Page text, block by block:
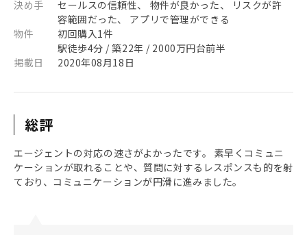
決め手
セールスの信頼性、 物件が良かった、 リスクが許
容範囲だった、 アプリで管理ができる
物件
初回購入1件
駅徒歩4分 / 築22年 / 2000万円台前半
掲載日
2020年08月18日
総評
エージェントの対応の速さがよかったです。 素早くコミュニ
ケーションが取れることや、質問に対するレスポンスも的を射
ており、コミュニケーションが円滑に進みました。